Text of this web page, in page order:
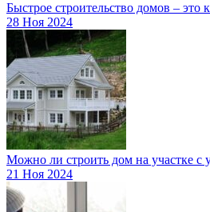
Быстрое строительство домов – это
28 Ноя 2024
Можно ли строить дом на участке с
21 Ноя 2024